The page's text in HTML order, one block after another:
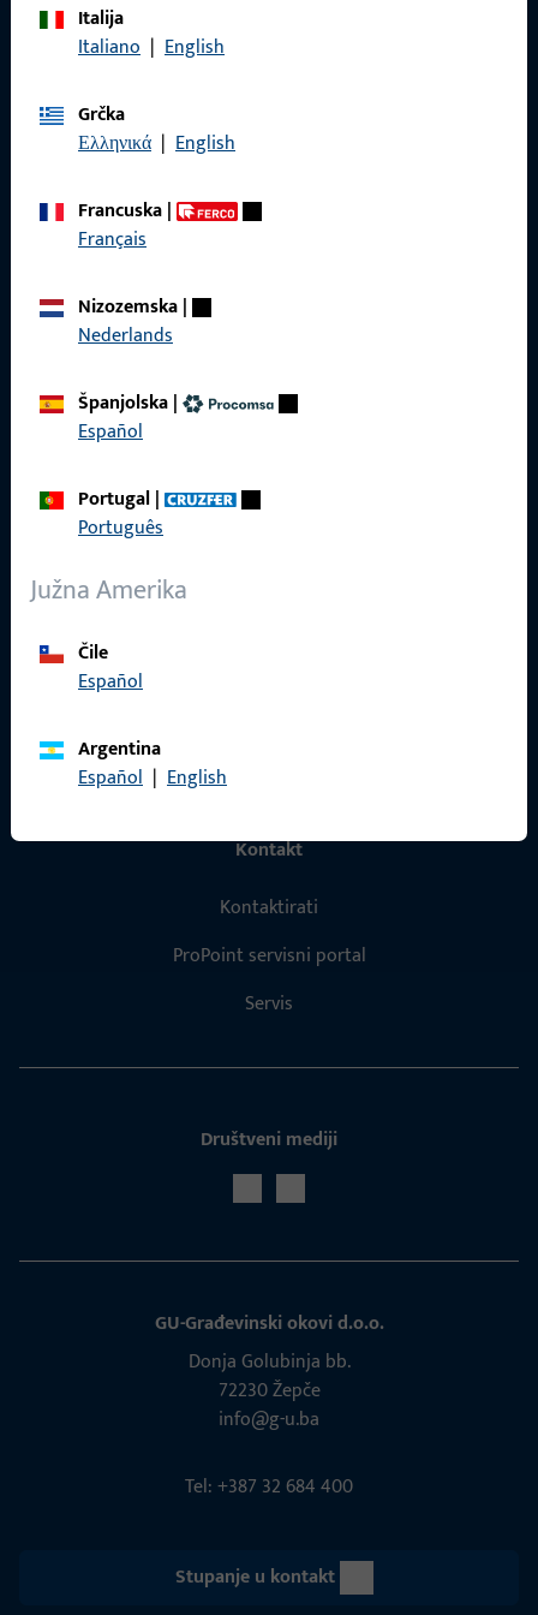
Nazovite nas
Italija
Italiano | English
Grčka
Ελληνικά | English
Francuska|
Français
Nizozemska|
Nederlands
Španjolska|
Español
Portugal|
Português
Južna Amerika
Čile
Español
Argentina
Español | English
Kontakt
Kontaktirati
ProPoint servisni portal
Servis
Društveni mediji
GU-Građevinski okovi d.o.o.
Donja Golubinja bb.
72230 Žepče
info@g-u.ba
Tel: +387 32 684 400
Stupanje u kontakt